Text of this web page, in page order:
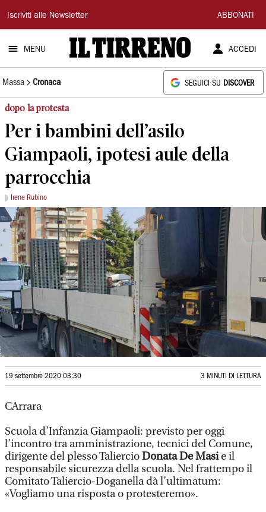
Il
Tirreno
Iscriviti alle Newsletter ABBONATI
MENU ACCEDI
Massa Cronaca SEGUICI SU DISCOVER
dopo la protesta
Per i bambini dell’asilo
Giampaoli, ipotesi aule della
parrocchia
Irene Rubino
19 settembre 2020 03:30 3 MINUTI DI LETTURA
CArrara
Scuola d’Infanzia Giampaoli: previsto per oggi
l’incontro tra amministrazione, tecnici del Comune,
dirigente del plesso TaliercioDonata De Masie il
responsabile sicurezza della scuola. Nel frattempo il
Comitato Taliercio-Doganella dà l’ultimatum:
«Vogliamo una risposta o protesteremo».